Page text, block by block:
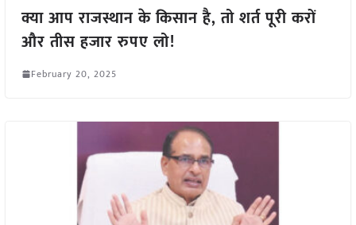
क्या आप राजस्थान के किसान है, तो शर्त पूरी करों
और तीस हजार रुपए लो!
February 20, 2025